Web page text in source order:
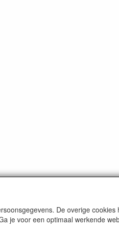
De overige cookies
je voor een optimaal werkende